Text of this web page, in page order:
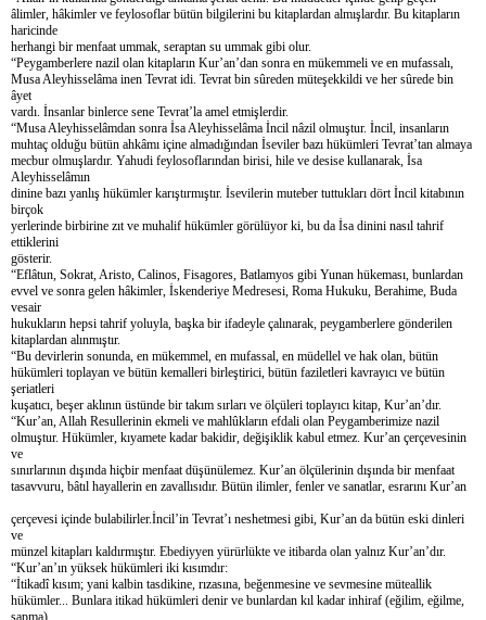
âlimler, hâkimler ve feylosoflar bütün bilgilerini bu kitaplardan almışlardır. Bu kitapların
haricinde
herhangi bir menfaat ummak, seraptan su ummak gibi olur.
“Peygamberlere nazil olan kitapların Kur’an’dan sonra en mükemmeli ve en mufassalı,
Musa Aleyhisselâma inen Tevrat idi. Tevrat bin sûreden müteşekkildi ve her sûrede bin
âyet
vardı. İnsanlar binlerce sene Tevrat’la amel etmişlerdir.
“Musa Aleyhisselâmdan sonra İsa Aleyhisselâma İncil nâzil olmuştur. İncil, insanların
muhtaç olduğu bütün ahkâmı içine almadığından İseviler bazı hükümleri Tevrat’tan almaya
mecbur olmuşlardır. Yahudi feylosoflarından birisi, hile ve desise kullanarak, İsa
Aleyhisselâmın
dinine bazı yanlış hükümler karıştırmıştır. İsevilerin muteber tuttukları dört İncil kitabının
birçok
yerlerinde birbirine zıt ve muhalif hükümler görülüyor ki, bu da İsa dinini nasıl tahrif
ettiklerini
gösterir.
“Eflâtun, Sokrat, Aristo, Calinos, Fisagores, Batlamyos gibi Yunan hükeması, bunlardan
evvel ve sonra gelen hâkimler, İskenderiye Medresesi, Roma Hukuku, Berahime, Buda
vesair
hukukların hepsi tahrif yoluyla, başka bir ifadeyle çalınarak, peygamberlere gönderilen
kitaplardan alınmıştır.
“Bu devirlerin sonunda, en mükemmel, en mufassal, en müdellel ve hak olan, bütün
hükümleri toplayan ve bütün kemalleri birleştirici, bütün faziletleri kavrayıcı ve bütün
şeriatleri
kuşatıcı, beşer aklının üstünde bir takım sırları ve ölçüleri toplayıcı kitap, Kur’an’dır.
“Kur’an, Allah Resullerinin ekmeli ve mahlûkların efdali olan Peygamberimize nazil
olmuştur. Hükümler, kıyamete kadar bakidir, değişiklik kabul etmez. Kur’an çerçevesinin
ve
sınırlarının dışında hiçbir menfaat düşünülemez. Kur’an ölçülerinin dışında bir menfaat
tasavvuru, bâtıl hayallerin en zavallısıdır. Bütün ilimler, fenler ve sanatlar, esrarını Kur’an
çerçevesi içinde bulabilirler.İncil’in Tevrat’ı neshetmesi gibi, Kur’an da bütün eski dinleri
ve
münzel kitapları kaldırmıştır. Ebediyyen yürürlükte ve itibarda olan yalnız Kur’an’dır.
“Kur’an’ın yüksek hükümleri iki kısımdır:
“İtikadî kısım; yani kalbin tasdikine, rızasına, beğenmesine ve sevmesine müteallik
hükümler... Bunlara itikad hükümleri denir ve bunlardan kıl kadar inhiraf (eğilim, eğilme,
sapma)